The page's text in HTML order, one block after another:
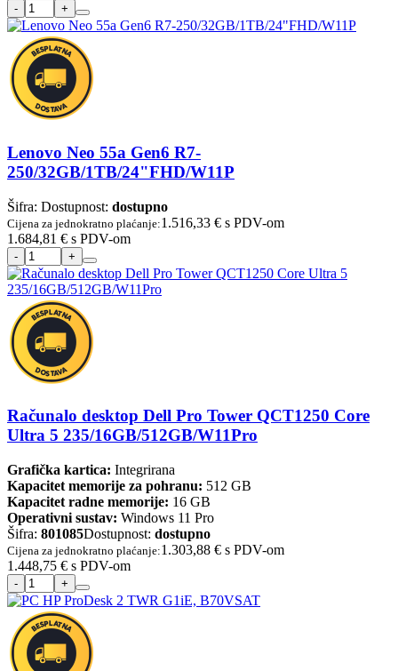
Lenovo Neo 55a Gen6 R7-
250/32GB/1TB/24"FHD/W11P
Šifra: Dostupnost: dostupno
Cijena za jednokratno plaćanje:1.516,33 € s PDV-om
1.684,81 € s PDV-om
Računalo desktop Dell Pro Tower QCT1250 Core
Ultra 5 235/16GB/512GB/W11Pro
Grafička kartica: Integrirana
Kapacitet memorije za pohranu: 512 GB
Kapacitet radne memorije: 16 GB
Operativni sustav: Windows 11 Pro
Šifra: 801085Dostupnost: dostupno
Cijena za jednokratno plaćanje:1.303,88 € s PDV-om
1.448,75 € s PDV-om